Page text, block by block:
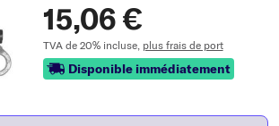
15,06 €
TVA de 20% incluse, plus frais de port
Disponible immédiatement